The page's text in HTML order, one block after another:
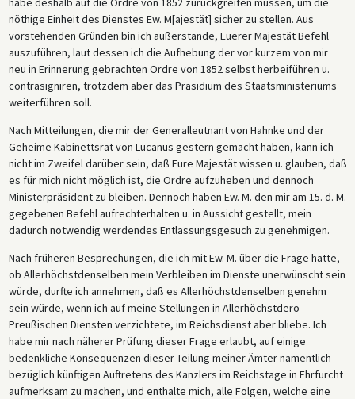
nöthige Einheit des Dienstes Ew. M[ajestät] sicher zu stellen. Aus
vorstehenden Gründen bin ich außerstande, Euerer Majestät Befehl
auszuführen, laut dessen ich die Aufhebung der vor kurzem von mir
neu in Erinnerung gebrachten Ordre von 1852 selbst herbeiführen u.
contrasigniren, trotzdem aber das Präsidium des Staatsministeriums
weiterführen soll.
Nach Mitteilungen, die mir der Generalleutnant von Hahnke und der
Geheime Kabinettsrat von Lucanus gestern gemacht haben, kann ich
nicht im Zweifel darüber sein, daß Eure Majestät wissen u. glauben, daß
es für mich nicht möglich ist, die Ordre aufzuheben und dennoch
Ministerpräsident zu bleiben. Dennoch haben Ew. M. den mir am 15. d. M.
gegebenen Befehl aufrechterhalten u. in Aussicht gestellt, mein
dadurch notwendig werdendes Entlassungsgesuch zu genehmigen.
Nach früheren Besprechungen, die ich mit Ew. M. über die Frage hatte,
ob Allerhöchstdenselben mein Verbleiben im Dienste unerwünscht sein
würde, durfte ich annehmen, daß es Allerhöchstdenselben genehm
sein würde, wenn ich auf meine Stellungen in Allerhöchstdero
Preußischen Diensten verzichtete, im Reichsdienst aber bliebe. Ich
habe mir nach näherer Prüfung dieser Frage erlaubt, auf einige
bedenkliche Konsequenzen dieser Teilung meiner Ämter namentlich
bezüglich künftigen Auftretens des Kanzlers im Reichstage in Ehrfurcht
aufmerksam zu machen, und enthalte mich, alle Folgen, welche eine